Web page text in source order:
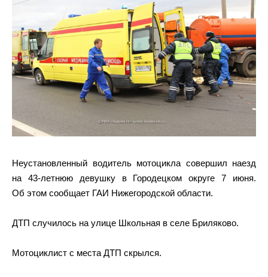
Неустановленный водитель мотоцикла совершил наезд
на 43-летнюю девушку в Городецком округе 7 июня.
Об этом сообщает ГАИ Нижегородской области.
ДТП случилось на улице Школьная в селе Бриляково.
Мотоциклист с места ДТП скрылся.